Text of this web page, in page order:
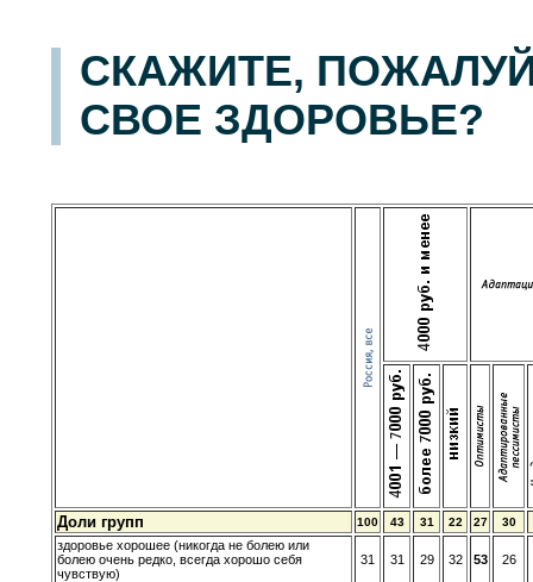
СКАЖИТЕ,
СВОЕ ЗДОРОВЬЕ?
Доли групп 100 43 31 22 27 30
здоровье хорошее (никогда не болею или
болею очень редко, всегда хорошо себя
чувствую)
31 31 29 32 53 26